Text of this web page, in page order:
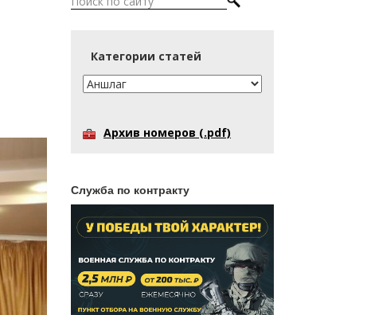
Категории статей
Архив номеров (.pdf)
Служба по контракту